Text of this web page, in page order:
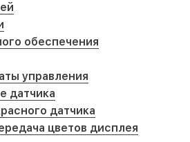
обеспечения
управления
датчика
датчика
цветов дисплея